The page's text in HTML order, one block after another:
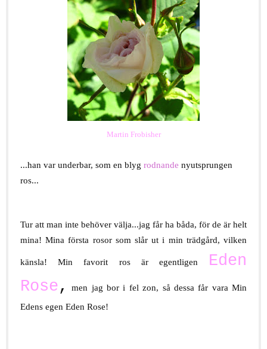
Martin Frobisher
...han var underbar, som en blyg rodnande nyutsprungen
ros...
Tur att man inte behöver välja...jag får ha båda, för de är helt
mina! Mina första rosor som slår ut i min trädgård, vilken
känsla! Min favorit ros är egentligen
Eden
Rose,
men jag bor i fel zon, så dessa får vara Min
Edens egen Eden Rose!